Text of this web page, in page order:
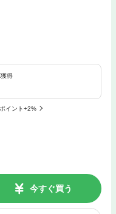
獲得
イント+2%
今すぐ買う